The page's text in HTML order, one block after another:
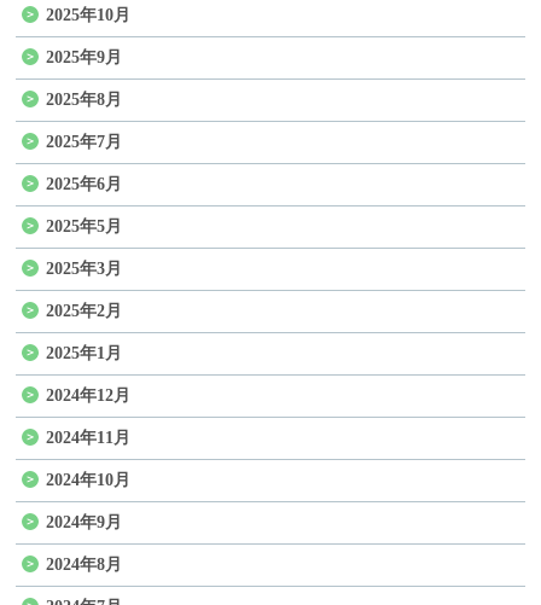
2025年10月
2025年9月
2025年8月
2025年7月
2025年6月
2025年5月
2025年3月
2025年2月
2025年1月
2024年12月
2024年11月
2024年10月
2024年9月
2024年8月